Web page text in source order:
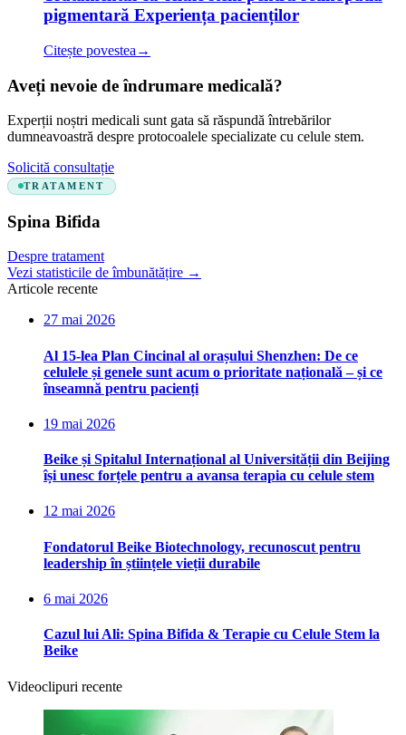
pigmentară Experiența pacienților
Citește povestea →
Aveți nevoie de îndrumare medicală?
Experții noștri medicali sunt gata să răspundă întrebărilor
dumneavoastră despre protocoalele specializate cu celule stem.
Solicită consultație
TRATAMENT
Spina Bifida
Despre tratament
Vezi statisticile de îmbunătățire →
Articole recente
27 mai 2026
Al 15-lea Plan Cincinal al orașului Shenzhen: De ce
celulele și genele sunt acum o prioritate națională – și ce
înseamnă pentru pacienți
19 mai 2026
Beike și Spitalul Internațional al Universității din Beijing
își unesc forțele pentru a avansa terapia cu celule stem
12 mai 2026
Fondatorul Beike Biotechnology, recunoscut pentru
leadership în științele vieții durabile
6 mai 2026
Cazul lui Ali: Spina Bifida & Terapie cu Celule Stem la
Beike
Videoclipuri recente